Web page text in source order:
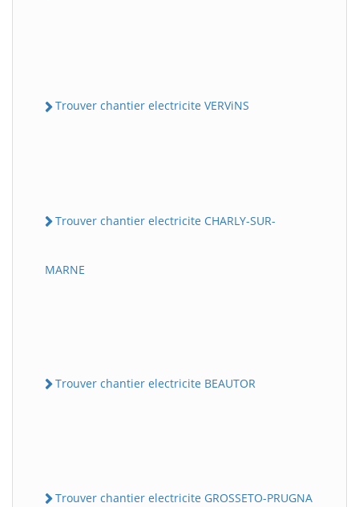
Trouver chantier electricite VERViNS
Trouver chantier electricite CHARLY-SUR-
MARNE
Trouver chantier electricite BEAUTOR
Trouver chantier electricite GROSSETO-PRUGNA